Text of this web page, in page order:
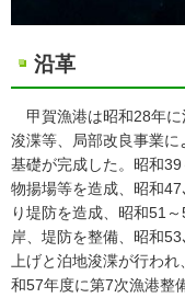
沿革
甲賀漁港は昭和28年に
浚渫等、局部改良事業
基礎が完成した。昭和39
物揚場等を造成、昭和
り堤防を造成、昭和51
岸、堤防を整備、昭和
上げと泊地浚渫が行わ
和57年度に第7次漁港整